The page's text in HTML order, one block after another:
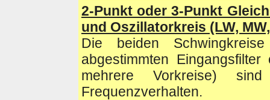
2-Punkt oder 3-Punkt
und Oszillatorkreis (LW,
Die beiden
abgestimmten
mehrere Vorkreise)
Frequenzverhalten.